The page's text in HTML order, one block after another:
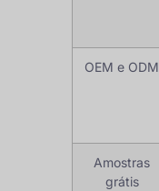
OEM e ODM
Amostras
grátis